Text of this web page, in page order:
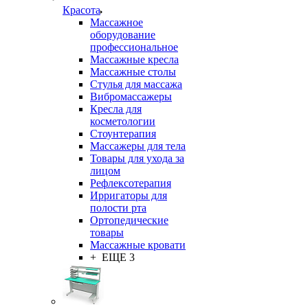
Красота
Массажное
оборудование
профессиональное
Массажные кресла
Массажные столы
Стулья для массажа
Вибромассажеры
Кресла для
косметологии
Стоунтерапия
Массажеры для тела
Товары для ухода за
лицом
Рефлексотерапия
Ирригаторы для
полости рта
Ортопедические
товары
Массажные кровати
+ ЕЩЕ 3